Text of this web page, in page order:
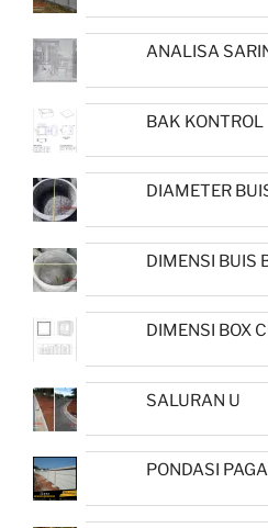
ANALISA
BAK KONTROL
DIAMETER
DIMENSI BUIS
DIMENSI BOX
SALURAN U
PONDASI